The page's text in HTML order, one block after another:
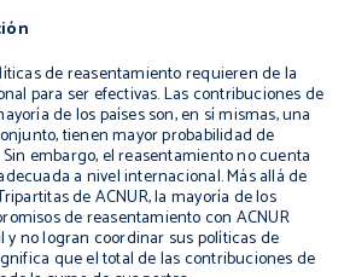
de reasentamiento requieren de la
para ser efectivas. Las contribuciones de
de los países son, en sí mismas, una
tienen mayor probabilidad de
embargo, el reasentamiento no cuenta
a nivel internacional. Más allá de
de ACNUR, la mayoría de los
de reasentamiento con ACNUR
y no logran coordinar sus políticas de
que el total de las contribuciones de